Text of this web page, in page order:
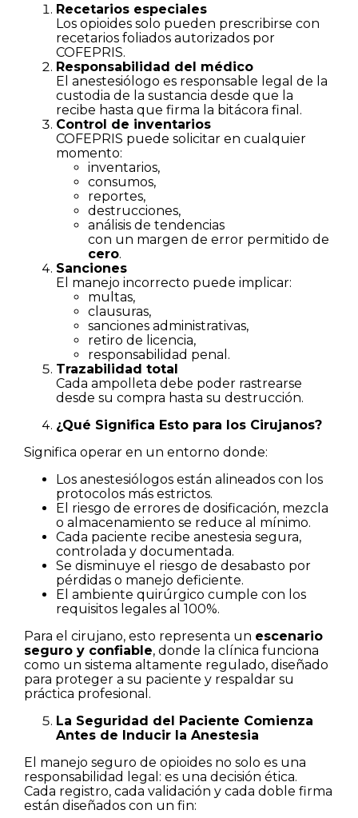
Recetarios especiales
Los opioides solo pueden prescribirse con
recetarios foliados autorizados por
COFEPRIS.
Responsabilidad del médico
El anestesiólogo es responsable legal de la
custodia de la sustancia desde que la
recibe hasta que firma la bitácora final.
Control de inventarios
COFEPRIS puede solicitar en cualquier
momento:
inventarios,
consumos,
reportes,
destrucciones,
análisis de tendencias
con un margen de error permitido de
cero.
Sanciones
El manejo incorrecto puede implicar:
multas,
clausuras,
sanciones administrativas,
retiro de licencia,
responsabilidad penal.
Trazabilidad total
Cada ampolleta debe poder rastrearse
desde su compra hasta su destrucción.
¿Qué Significa Esto para los Cirujanos?
Significa operar en un entorno donde:
Los anestesiólogos están alineados con los
protocolos más estrictos.
El riesgo de errores de dosificación, mezcla
o almacenamiento se reduce al mínimo.
Cada paciente recibe anestesia segura,
controlada y documentada.
Se disminuye el riesgo de desabasto por
pérdidas o manejo deficiente.
El ambiente quirúrgico cumple con los
requisitos legales al 100%.
Para el cirujano, esto representa un escenario
seguro y confiable, donde la clínica funciona
como un sistema altamente regulado, diseñado
para proteger a su paciente y respaldar su
práctica profesional.
La Seguridad del Paciente Comienza
Antes de Inducir la Anestesia
El manejo seguro de opioides no solo es una
responsabilidad legal: es una decisión ética.
Cada registro, cada validación y cada doble firma
están diseñados con un fin: